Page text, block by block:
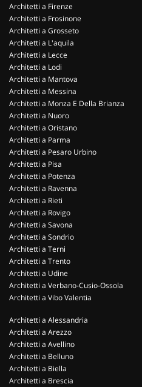
Architetti a Firenze
Architetti a Frosinone
Architetti a Grosseto
Architetti a L'aquila
Architetti a Lecce
Architetti a Lodi
Architetti a Mantova
Architetti a Messina
Architetti a Monza E Della Brianza
Architetti a Nuoro
Architetti a Oristano
Architetti a Parma
Architetti a Pesaro Urbino
Architetti a Pisa
Architetti a Potenza
Architetti a Ravenna
Architetti a Rieti
Architetti a Rovigo
Architetti a Savona
Architetti a Sondrio
Architetti a Terni
Architetti a Trento
Architetti a Udine
Architetti a Verbano-Cusio-Ossola
Architetti a Vibo Valentia
Architetti a Alessandria
Architetti a Arezzo
Architetti a Avellino
Architetti a Belluno
Architetti a Biella
Architetti a Brescia